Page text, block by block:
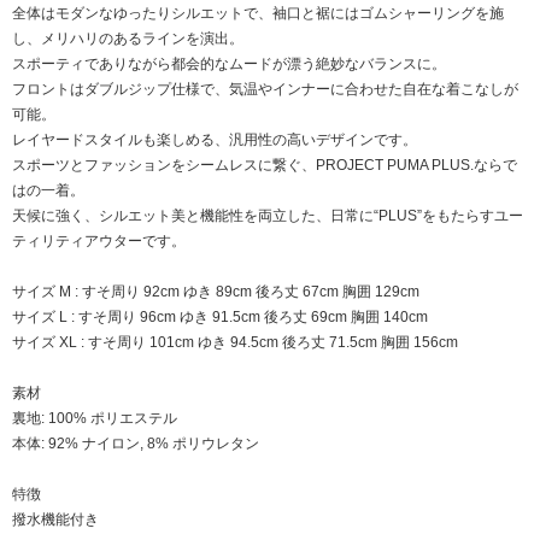
全体はモダンなゆったりシルエットで、袖口と裾にはゴムシャーリングを施
し、メリハリのあるラインを演出。
スポーティでありながら都会的なムードが漂う絶妙なバランスに。
フロントはダブルジップ仕様で、気温やインナーに合わせた自在な着こなしが
可能。
レイヤードスタイルも楽しめる、汎用性の高いデザインです。
スポーツとファッションをシームレスに繋ぐ、PROJECT PUMA PLUS.ならで
はの一着。
天候に強く、シルエット美と機能性を両立した、日常に“PLUS”をもたらすユー
ティリティアウターです。
サイズ M : すそ周り 92cm ゆき 89cm 後ろ丈 67cm 胸囲 129cm
サイズ L : すそ周り 96cm ゆき 91.5cm 後ろ丈 69cm 胸囲 140cm
サイズ XL : すそ周り 101cm ゆき 94.5cm 後ろ丈 71.5cm 胸囲 156cm
素材
裏地: 100% ポリエステル
本体: 92% ナイロン, 8% ポリウレタン
特徴
撥水機能付き